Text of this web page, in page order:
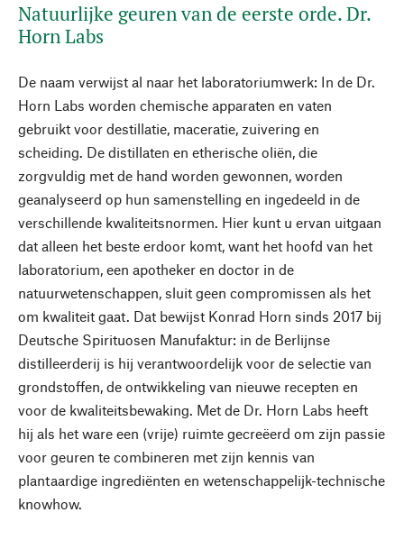
Natuurlijke geuren van de eerste orde. Dr.
Horn Labs
De naam verwijst al naar het laboratoriumwerk: In de Dr.
Horn Labs worden chemische apparaten en vaten
gebruikt voor destillatie, maceratie, zuivering en
scheiding. De distillaten en etherische oliën, die
zorgvuldig met de hand worden gewonnen, worden
geanalyseerd op hun samenstelling en ingedeeld in de
verschillende kwaliteitsnormen. Hier kunt u ervan uitgaan
dat alleen het beste erdoor komt, want het hoofd van het
laboratorium, een apotheker en doctor in de
natuurwetenschappen, sluit geen compromissen als het
om kwaliteit gaat. Dat bewijst Konrad Horn sinds 2017 bij
Deutsche Spirituosen Manufaktur: in de Berlijnse
distilleerderij is hij verantwoordelijk voor de selectie van
grondstoffen, de ontwikkeling van nieuwe recepten en
voor de kwaliteitsbewaking. Met de Dr. Horn Labs heeft
hij als het ware een (vrije) ruimte gecreëerd om zijn passie
voor geuren te combineren met zijn kennis van
plantaardige ingrediënten en wetenschappelijk-technische
knowhow.